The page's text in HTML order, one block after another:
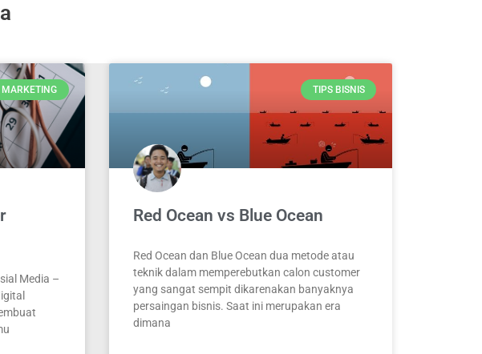
MARKETING
Media –
TIPS BISNIS
Red Ocean vs Blue Ocean
Red Ocean dan Blue Ocean dua metode atau
teknik dalam memperebutkan calon customer
yang sangat sempit dikarenakan banyaknya
persaingan bisnis. Saat ini merupakan era
dimana